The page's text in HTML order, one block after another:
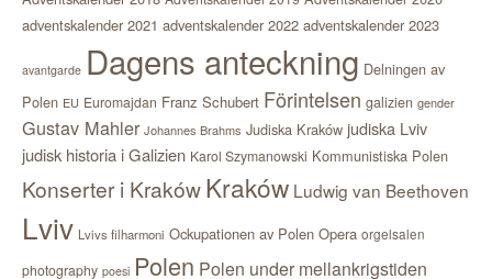
adventskalender 2021 adventskalender 2022 adventskalender 2023
avantgarde Dagens anteckning Delningen av
Polen EU Euromajdan Franz Schubert Förintelsen galizien gender
Gustav Mahler Johannes Brahms Judiska Kraków judiska Lviv
judisk historia i Galizien Karol Szymanowski Kommunistiska Polen
Konserter i KrakówKraków Ludwig van Beethoven
Lviv Lvivs filharmoni Ockupationen av Polen Opera orgelsalen
photography poesi Polen Polen under mellankrigstiden